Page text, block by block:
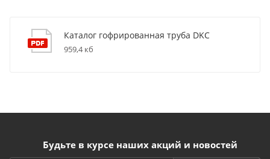
Каталог гофрированная труба DKC
959,4 кб
Будьте в курсе наших акций и новостей